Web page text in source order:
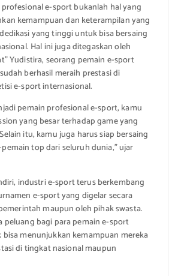
e-sport bukanlah hal yang
kemampuan dan keterampilan yang
yang tinggi untuk bisa bersaing
Hal ini juga ditegaskan oleh
Yudistira, seorang pemain e-sport
berhasil meraih prestasi di
e-sport internasional.
pemain profesional e-sport, kamu
yang besar terhadap game yang
itu, kamu juga harus siap bersaing
top dari seluruh dunia,” ujar
industri e-sport terus berkembang
e-sport yang digelar secara
maupun oleh pihak swasta.
peluang bagi para pemain e-sport
menunjukkan kemampuan mereka
di tingkat nasional maupun